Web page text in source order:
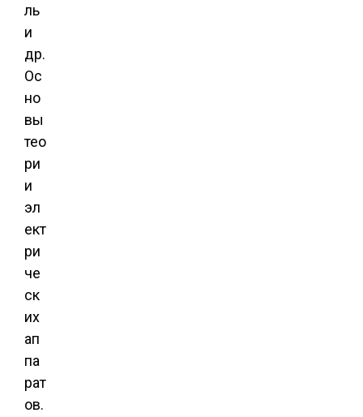
ль
и
др.
Ос
но
вы
тео
ри
и
эл
ект
ри
че
ск
их
ап
па
рат
ов.